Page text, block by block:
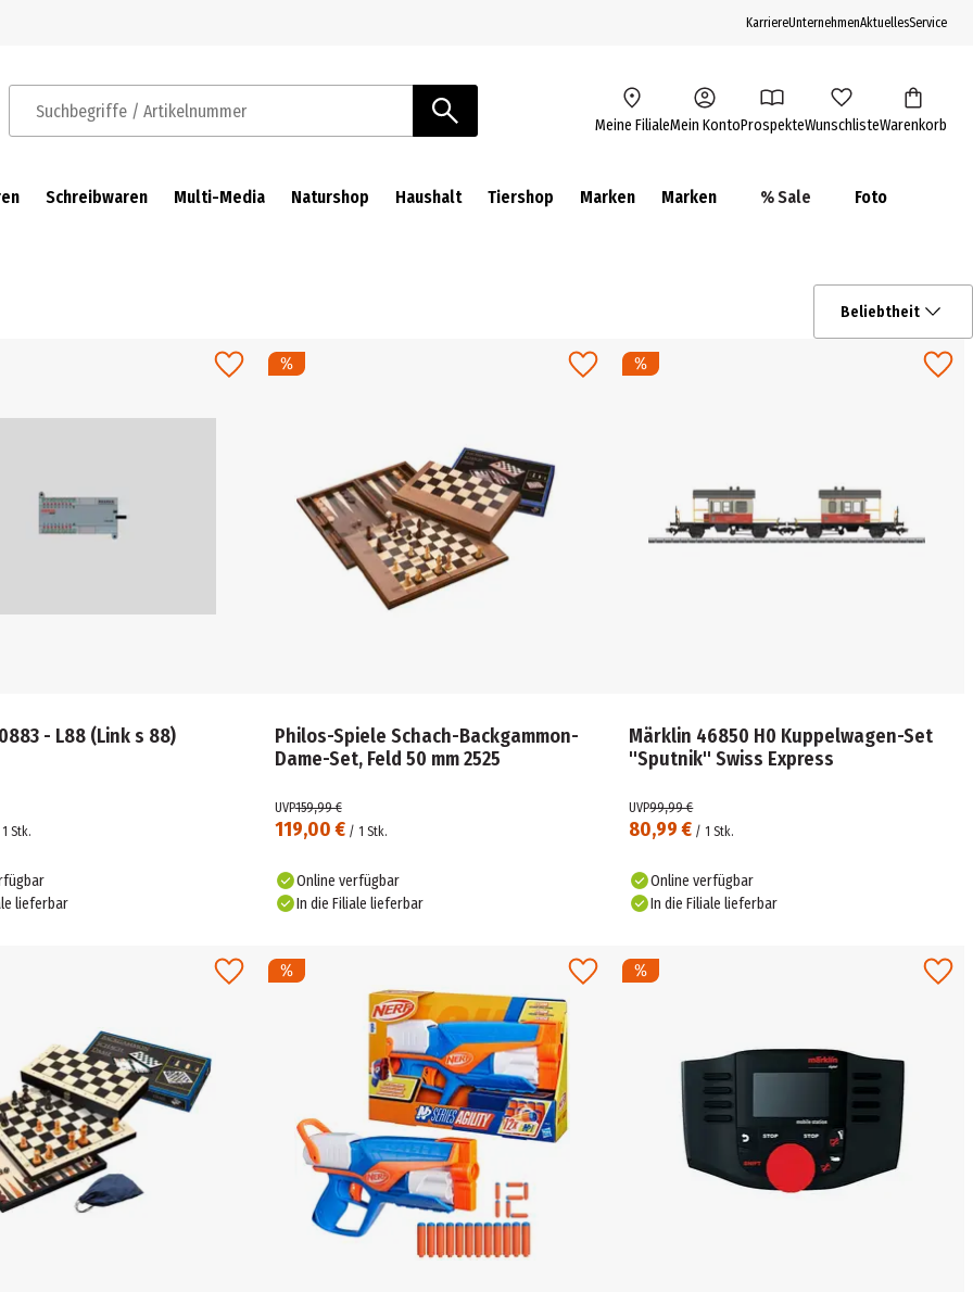
KarriereUnternehmenAktuellesService
Suchbegriffe / Artikelnummer Meine FilialeMein KontoProspekteWunschlisteWarenkorb
Schreibwaren Multi-Media Naturshop Haushalt Tiershop Marken Marken % Sale Foto
Beliebtheit
- L88 (Link s 88)
1 Stk.
lieferbar
Philos-Spiele Schach-Backgammon-
Dame-Set, Feld 50 mm 2525
119,00 €/ 1 Stk.
UVP159,99 €
Online verfügbar
In die Filiale lieferbar
Märklin 46850 H0 Kuppelwagen-Set
"Sputnik" Swiss Express
80,99 € / 1 Stk.
UVP99,99 €
Online verfügbar
In die Filiale lieferbar